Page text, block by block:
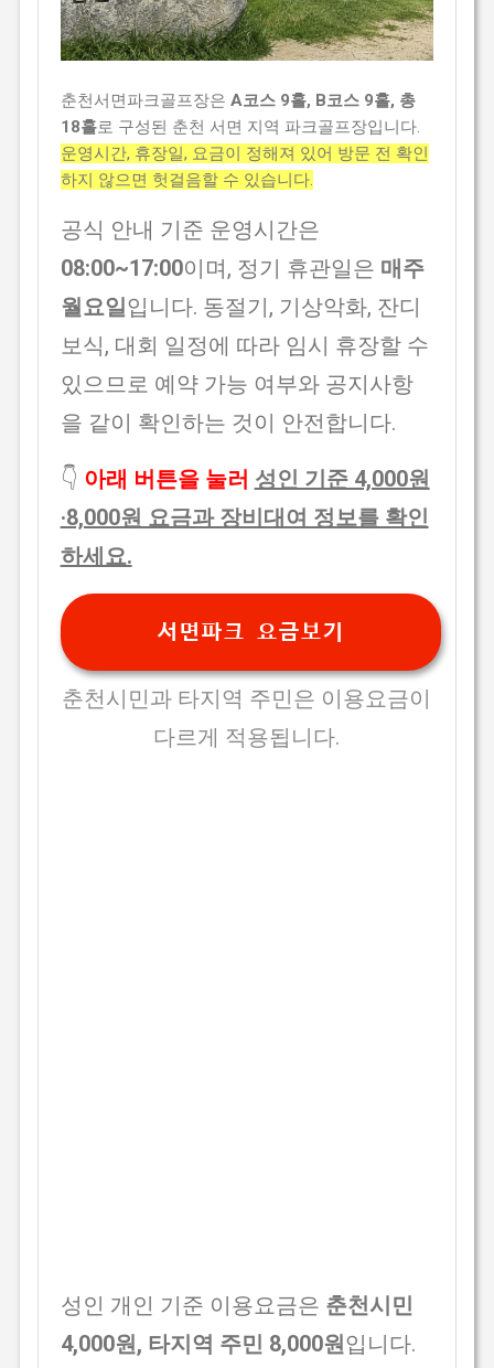
춘천서면파크골프장은 A코스 9홀, B코스 9홀, 총
18홀로 구성된 춘천 서면 지역 파크골프장입니다.
운영시간, 휴장일, 요금이 정해져 있어 방문 전 확인
하지 않으면 헛걸음할 수 있습니다.
공식 안내 기준 운영시간은
08:00~17:00이며, 정기 휴관일은 매주
월요일입니다. 동절기, 기상악화, 잔디
보식, 대회 일정에 따라 임시 휴장할 수
있으므로 예약 가능 여부와 공지사항
을 같이 확인하는 것이 안전합니다.
👇 아래 버튼을 눌러 성인 기준 4,000원
·8,000원 요금과 장비대여 정보를 확인
하세요.
서면파크 요금보기
춘천시민과 타지역 주민은 이용요금이
다르게 적용됩니다.
성인 개인 기준 이용요금은 춘천시민
4,000원, 타지역 주민 8,000원입니다.